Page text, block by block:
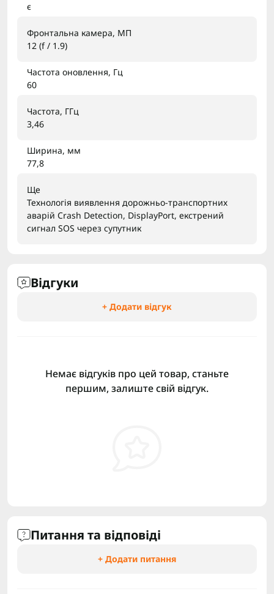
є
Фронтальна камера, МП
12 (f / 1.9)
Частота оновлення, Гц
60
Частота, ГГц
3,46
Ширина, мм
77,8
Ще
Технологія виявлення дорожньо-транспортних
аварій Crash Detection, DisplayPort, екстрений
сигнал SOS через супутник
Відгуки
+ Додати відгук
Немає відгуків про цей товар, станьте
першим, залиште свій відгук.
Питання та відповіді
+ Додати питання